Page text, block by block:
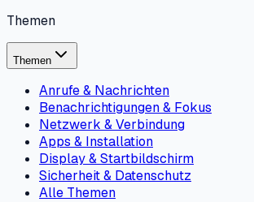
Themen
Themen
Anrufe & Nachrichten
Benachrichtigungen & Fokus
Netzwerk & Verbindung
Apps & Installation
Display & Startbildschirm
Sicherheit & Datenschutz
Alle Themen